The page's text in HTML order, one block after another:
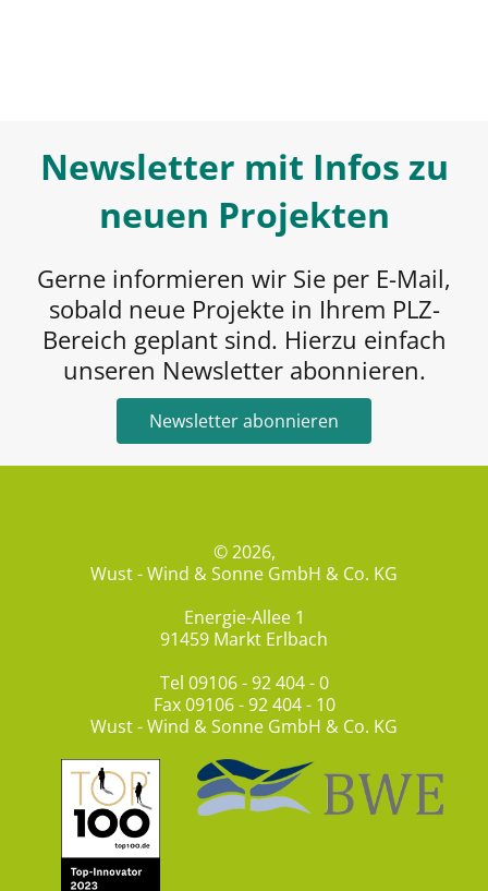
Newsletter mit Infos zu
neuen Projekten
Gerne informieren wir Sie per E-Mail,
sobald neue Projekte in Ihrem PLZ-
Bereich geplant sind. Hierzu einfach
unseren Newsletter abonnieren.
Newsletter abonnieren
© 2026,
Wust - Wind & Sonne GmbH & Co. KG
Energie-Allee 1
91459 Markt Erlbach
Tel 09106 - 92 404 - 0
Fax 09106 - 92 404 - 10
Wust - Wind & Sonne GmbH & Co. KG